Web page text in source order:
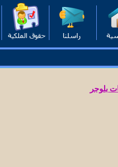
بلوجر